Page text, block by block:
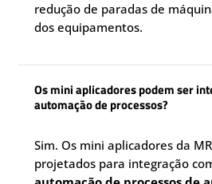
redução de paradas de
dos equipamentos.
Os mini aplicadores podem ser
automação de processos?
Sim. Os mini aplicadores da
projetados para integração